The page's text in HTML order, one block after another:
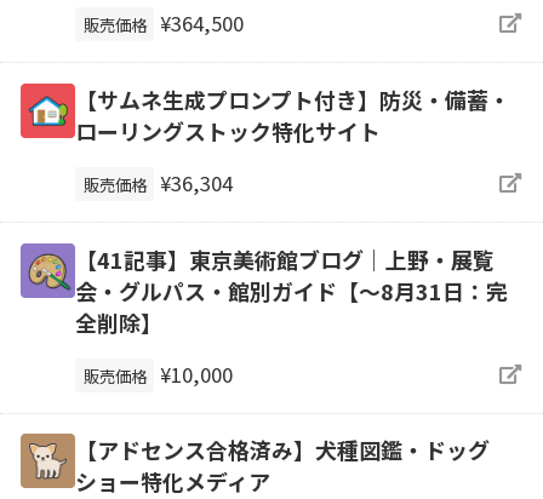
販売価格 ¥364,500
【サムネ生成プロンプト付き】防災・備蓄・
ローリングストック特化サイト
販売価格 ¥36,304
【41記事】東京美術館ブログ｜上野・展覧
会・グルパス・館別ガイド【～8月31日：完
全削除】
販売価格 ¥10,000
【アドセンス合格済み】犬種図鑑・ドッグ
ショー特化メディア